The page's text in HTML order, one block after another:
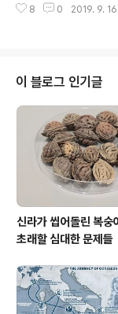
수록 줄어드는데, 어디다
8 0 2019. 9. 16.
이 블로그 인기글
신라가 씹어돌린 복숭
초래할 심대한 문제들